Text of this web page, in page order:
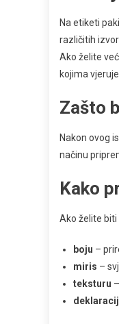
Na etiketi
različitih
Ako želite
kojima
Zašto
Nakon ovog
načinu
Kako
Ako želite biti
boju –
miris –
teksturu